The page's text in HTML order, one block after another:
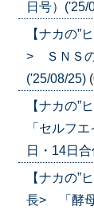
日号）('25/
【ナカの
> ＳＮＳの
('25/08/25)
【ナカの
「セルフ
日・14日
【ナカの
長> 「酵母